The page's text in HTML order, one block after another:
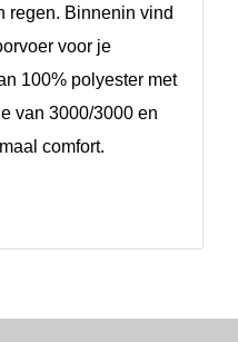
regen. Binnenin vind
voor je
100% polyester met
van 3000/3000 en
comfort.